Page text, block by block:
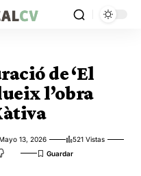
de ‘El
l’obra
13, 2026
521 Vistas